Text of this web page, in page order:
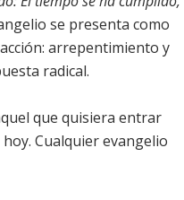
se presenta como
arrepentimiento y
radical.
que quisiera entrar
Cualquier evangelio